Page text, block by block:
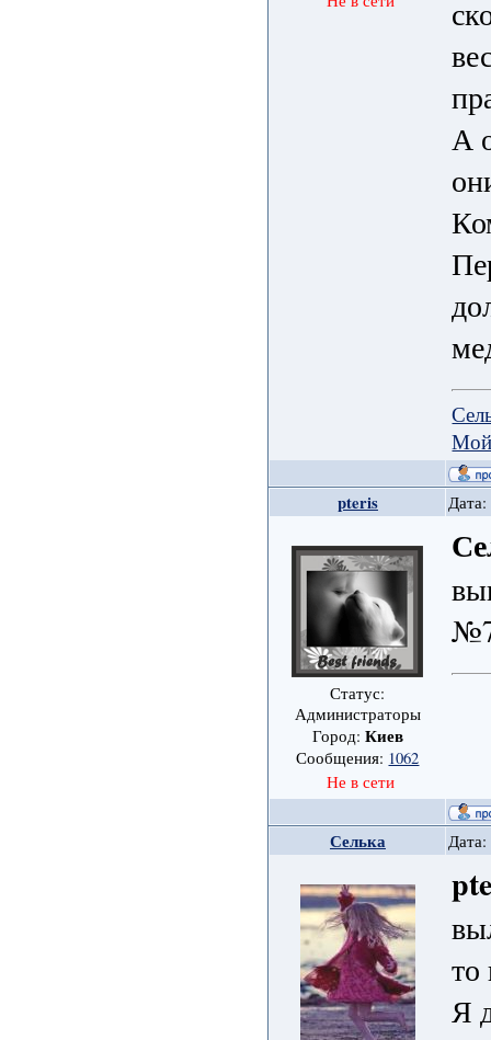
А
pteris
Статус:
Администраторы
Город: Киев
Сообщения: 1062
Не в сети
Селька
Я